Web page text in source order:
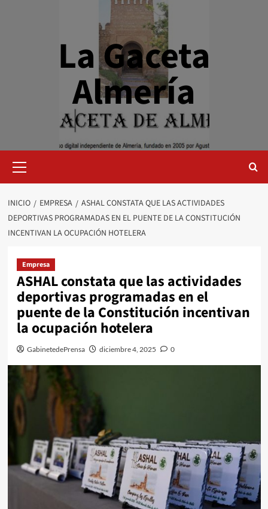
La Gaceta
Almería
primario
INICIO EMPRESA
ASHAL CONSTATA QUE LAS ACTIVIDADES
DEPORTIVAS PROGRAMADAS EN EL PUENTE DE LA CONSTITUCIÓN
INCENTIVAN LA OCUPACIÓN HOTELERA
Empresa
ASHAL constata que las actividades
deportivas programadas en el
puente de la Constitución incentivan
la ocupación hotelera
GabinetedePrensa diciembre 4, 2025 0